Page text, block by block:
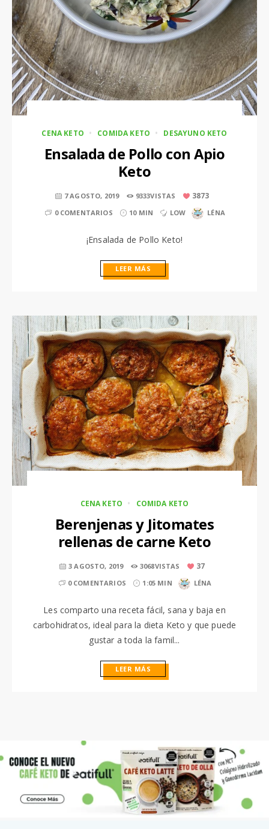
CENA KETO COMIDA KETO DESAYUNO KETO
Ensalada de Pollo con Apio
Keto
7 AGOSTO, 2019 9333VISTAS 3873
0 COMENTARIOS 10 MIN LOW LÉNA
¡Ensalada de Pollo Keto!
LEER MÁS
CENA KETO COMIDA KETO
Berenjenas y Jitomates
rellenas de carne Keto
3 AGOSTO, 2019 3068VISTAS 37
0 COMENTARIOS 1:05 MIN LÉNA
Les comparto una receta fácil, sana y baja en
carbohidratos, ideal para la dieta Keto y que puede
gustar a toda la famil...
LEER MÁS